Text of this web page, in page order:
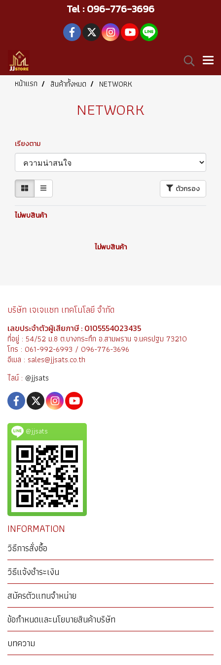
Tel : 096-776-3696
หน้าแรก สินค้าทั้งหมด NETWORK
NETWORK
เรียงตาม
ตัวกรอง
ไม่พบสินค้า
ไม่พบสินค้า
บริษัท เจเจแซท เทคโนโลยี จำกัด
เลขประจำตัวผู้เสียภาษี : 0105554023435
ที่อยู่ : 54/52 ม.8 ต.บางกระทึก อ.สามพราน จ.นครปฐม 73210
โทร : 061-992-6993 / 096-776-3696
อีเมล : sales@jjsats.co.th
ไลน์ : @jjsats
@jjsats
INFORMATION
วิธีการสั่งซื้อ
วิธีแจ้งชำระเงิน
สมัครตัวแทนจำหน่าย
ข้อกำหนดและนโยบายสินค้าบริษัท
บทความ